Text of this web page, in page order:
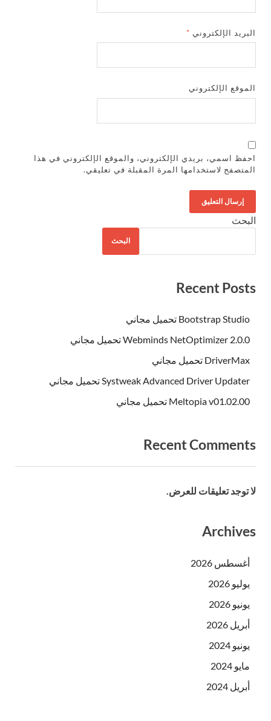
البريد الإلكتروني *
الموقع الإلكتروني
احفظ اسمي، بريدي الإلكتروني، والموقع الإلكتروني في هذا
المتصفح لاستخدامها المرة المقبلة في تعليقي.
البحث
البحث
Recent Posts
Bootstrap Studio تحميل مجاني
Webminds NetOptimizer 2.0.0 تحميل مجاني
DriverMax تحميل مجاني
Systweak Advanced Driver Updater تحميل مجاني
Meltopia v01.02.00 تحميل مجاني
Recent Comments
لا توجد تعليقات للعرض.
Archives
أغسطس 2026
يوليو 2026
يونيو 2026
أبريل 2026
يونيو 2024
مايو 2024
أبريل 2024